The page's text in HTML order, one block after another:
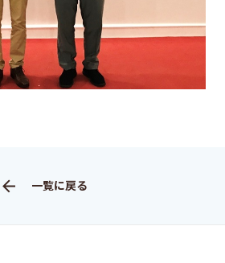
情報理工学系研究科
一覧に戻る